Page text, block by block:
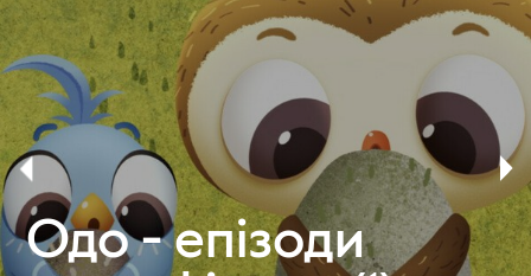
Одо - епізоди